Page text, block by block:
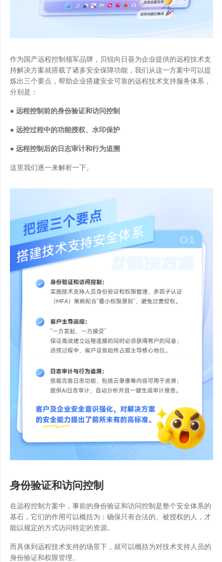
作为国产远程控制领军品牌，贝锐向日葵为企业提供的远程技术支
持解决方案就搭载了诸多安全保障功能，我们从这一方案中可以提
炼出三个要点，帮助企业搭建安全可靠的远程技术支持服务体系，
分别是：
● 远程控制前的身份验证和访问控制
● 远控过程中的功能授权、水印保护
● 远程控制后的日志审计和行为追溯
这里我们逐一来解析一下。
身份验证和访问控制
在远程控制方案中，事前的身份验证和访问控制是整个安全体系的
基石，它们的作用可以概括为：确保只有合法的、被授权的人，才
能以规定的方式访问特定的资源。
而具体到远程技术支持的场景下，就可以概括为对技术支持人员的
身份验证和权限管理。